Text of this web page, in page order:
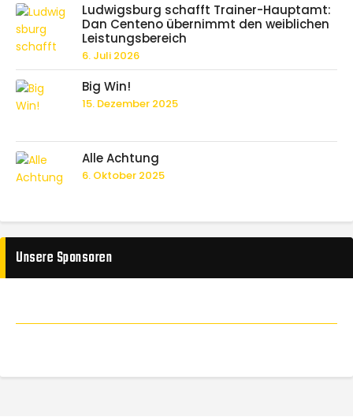
Ludwigsburg schafft Trainer-Hauptamt:
Dan Centeno übernimmt den weiblichen
Leistungsbereich
6. Juli 2026
Big Win!
15. Dezember 2025
Alle Achtung
6. Oktober 2025
Unsere Sponsoren